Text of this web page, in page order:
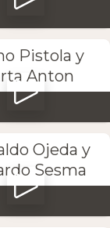
Pistola y
Anton
Ojeda y
Sesma